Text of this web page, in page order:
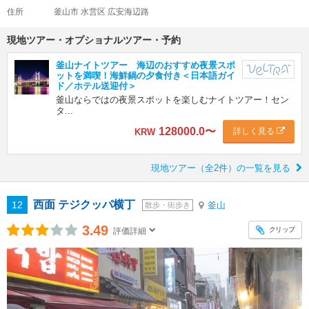
住所 釜山市 水営区 広安海辺路
現地ツアー・オプショナルツアー・予約
釜山ナイトツアー 海辺のおすすめ夜景スポ
ットを満喫！海鮮鍋の夕食付き＜日本語ガイ
ド／ホテル送迎付＞
釜山ならではの夜景スポットを楽しむナイトツアー！セン
タ...
KRW 128000.0〜 詳しく見る
現地ツアー（全2件）の一覧を見る
12 西面 テジクッパ横丁 散歩・街歩き 釜山
3.49 評価詳細 クリップ